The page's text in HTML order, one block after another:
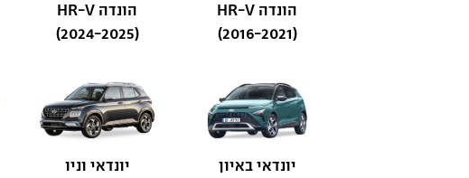
הונדה HR-V
(2016-2021)
הונדה HR-V
(2024-2025)
יונדאי באיון
יונדאי וניו